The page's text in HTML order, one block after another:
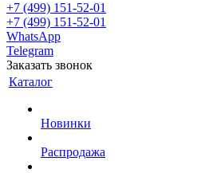
+7 (499) 151-52-01
+7 (499) 151-52-01
WhatsApp
Telegram
Заказать звонок
Каталог
Новинки
Распродажа